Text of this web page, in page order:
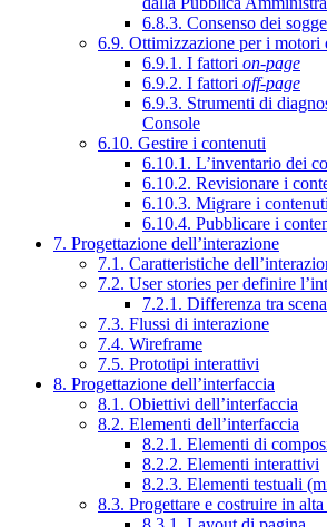
6.8.3. Consenso dei
6.9. Ottimizzazione per i motori
6.9.1. I fattori on-page
6.9.2. I fattori off-page
6.9.3. Strumenti di
Console
6.10. Gestire i contenuti
6.10.1. L’inventario dei
6.10.2. Revisionare i
6.10.3. Migrare i contenuti
6.10.4. Pubblicare i
7. Progettazione dell’interazione
7.1. Caratteristiche
7.2. User stories per definire
7.2.1. Differenza tra
7.3. Flussi di interazione
7.4. Wireframe
7.5. Prototipi interattivi
8. Progettazione dell’interfaccia
8.1. Obiettivi dell’interfaccia
8.2. Elementi dell’interfaccia
8.2.1. Elementi di
8.2.2. Elementi interattivi
8.2.3. Elementi testuali
8.3. Progettare e costruire in alta